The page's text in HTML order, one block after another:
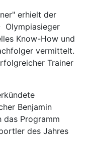
erhielt der
Olympiasieger
Know-How und
vermittelt.
Trainer
Benjamin
das Programm
des Jahres